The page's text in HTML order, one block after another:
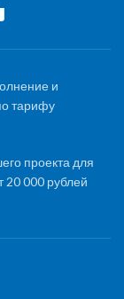
и
тарифу
проекта для
20 000 рублей